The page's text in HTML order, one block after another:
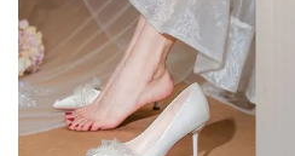
Giày cao gót màu trắng
Slingback With Horsebit
Giày cao gót Pedro Icon
Slingback Heels Chalk
Giày cao gót nữ màu trắng